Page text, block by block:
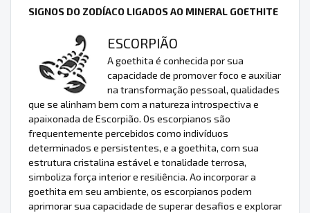
SIGNOS DO ZODÍACO LIGADOS AO MINERAL GOETHITE
ESCORPIÃO
A goethita é conhecida por sua
capacidade de promover foco e auxiliar
na transformação pessoal, qualidades
que se alinham bem com a natureza introspectiva e
apaixonada de Escorpião. Os escorpianos são
frequentemente percebidos como indivíduos
determinados e persistentes, e a goethita, com sua
estrutura cristalina estável e tonalidade terrosa,
simboliza força interior e resiliência. Ao incorporar a
goethita em seu ambiente, os escorpianos podem
aprimorar sua capacidade de superar desafios e explorar